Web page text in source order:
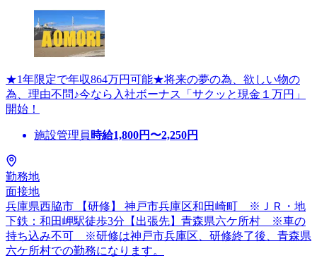
★1年限定で年収864万円可能★将来の夢の為、欲しい物の
為、理由不問♪今なら入社ボーナス「サクッと現金１万円」
開始！
施設管理員 時給1,800円〜2,250円
勤務地
面接地
兵庫県西脇市 【研修】 神戸市兵庫区和田崎町 ※ＪＲ・地
下鉄：和田岬駅徒歩3分【出張先】青森県六ケ所村 ※車の
持ち込み不可 ※研修は神戸市兵庫区、研修終了後、青森県
六ケ所村での勤務になります。